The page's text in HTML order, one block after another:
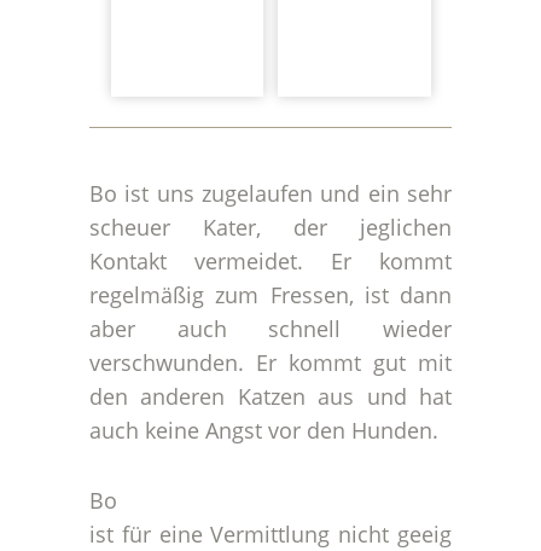
Bo ist uns zugelaufen und ein sehr
scheuer Kater, der jeglichen
Kontakt vermeidet. Er kommt
regelmäßig zum Fressen, ist dann
aber auch schnell wieder
verschwunden. Er kommt gut mit
den anderen Katzen aus und hat
auch keine Angst vor den Hunden.
Bo
ist für eine Vermittlung nicht geeig